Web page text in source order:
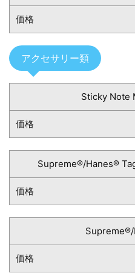
価格
アクセサリー類
Sticky Note
価格
Supreme®/Hanes®
価格
価格